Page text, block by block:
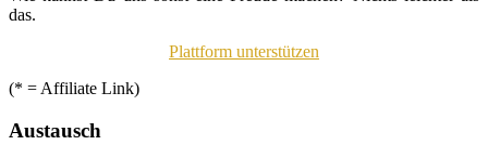
das.
Plattform unterstützen
(* = Affiliate Link)
Austausch